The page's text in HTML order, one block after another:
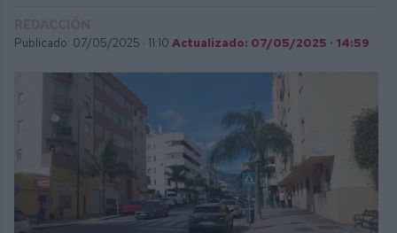
Publicado: 07/05/2025 · 11:10 Actualizado: 07/05/2025 · 14:59